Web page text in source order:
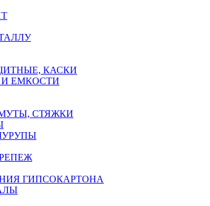
КАСКИ
И ЕМКОСТИ
СТЯЖКИ
ГИПСОКАРТОНА